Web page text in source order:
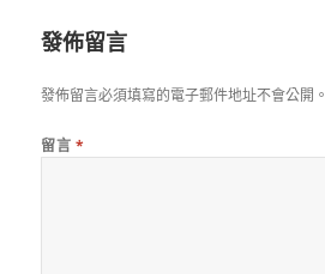
發佈留言
發佈留言必須填寫的電子郵件地址不會公開。
留言 *